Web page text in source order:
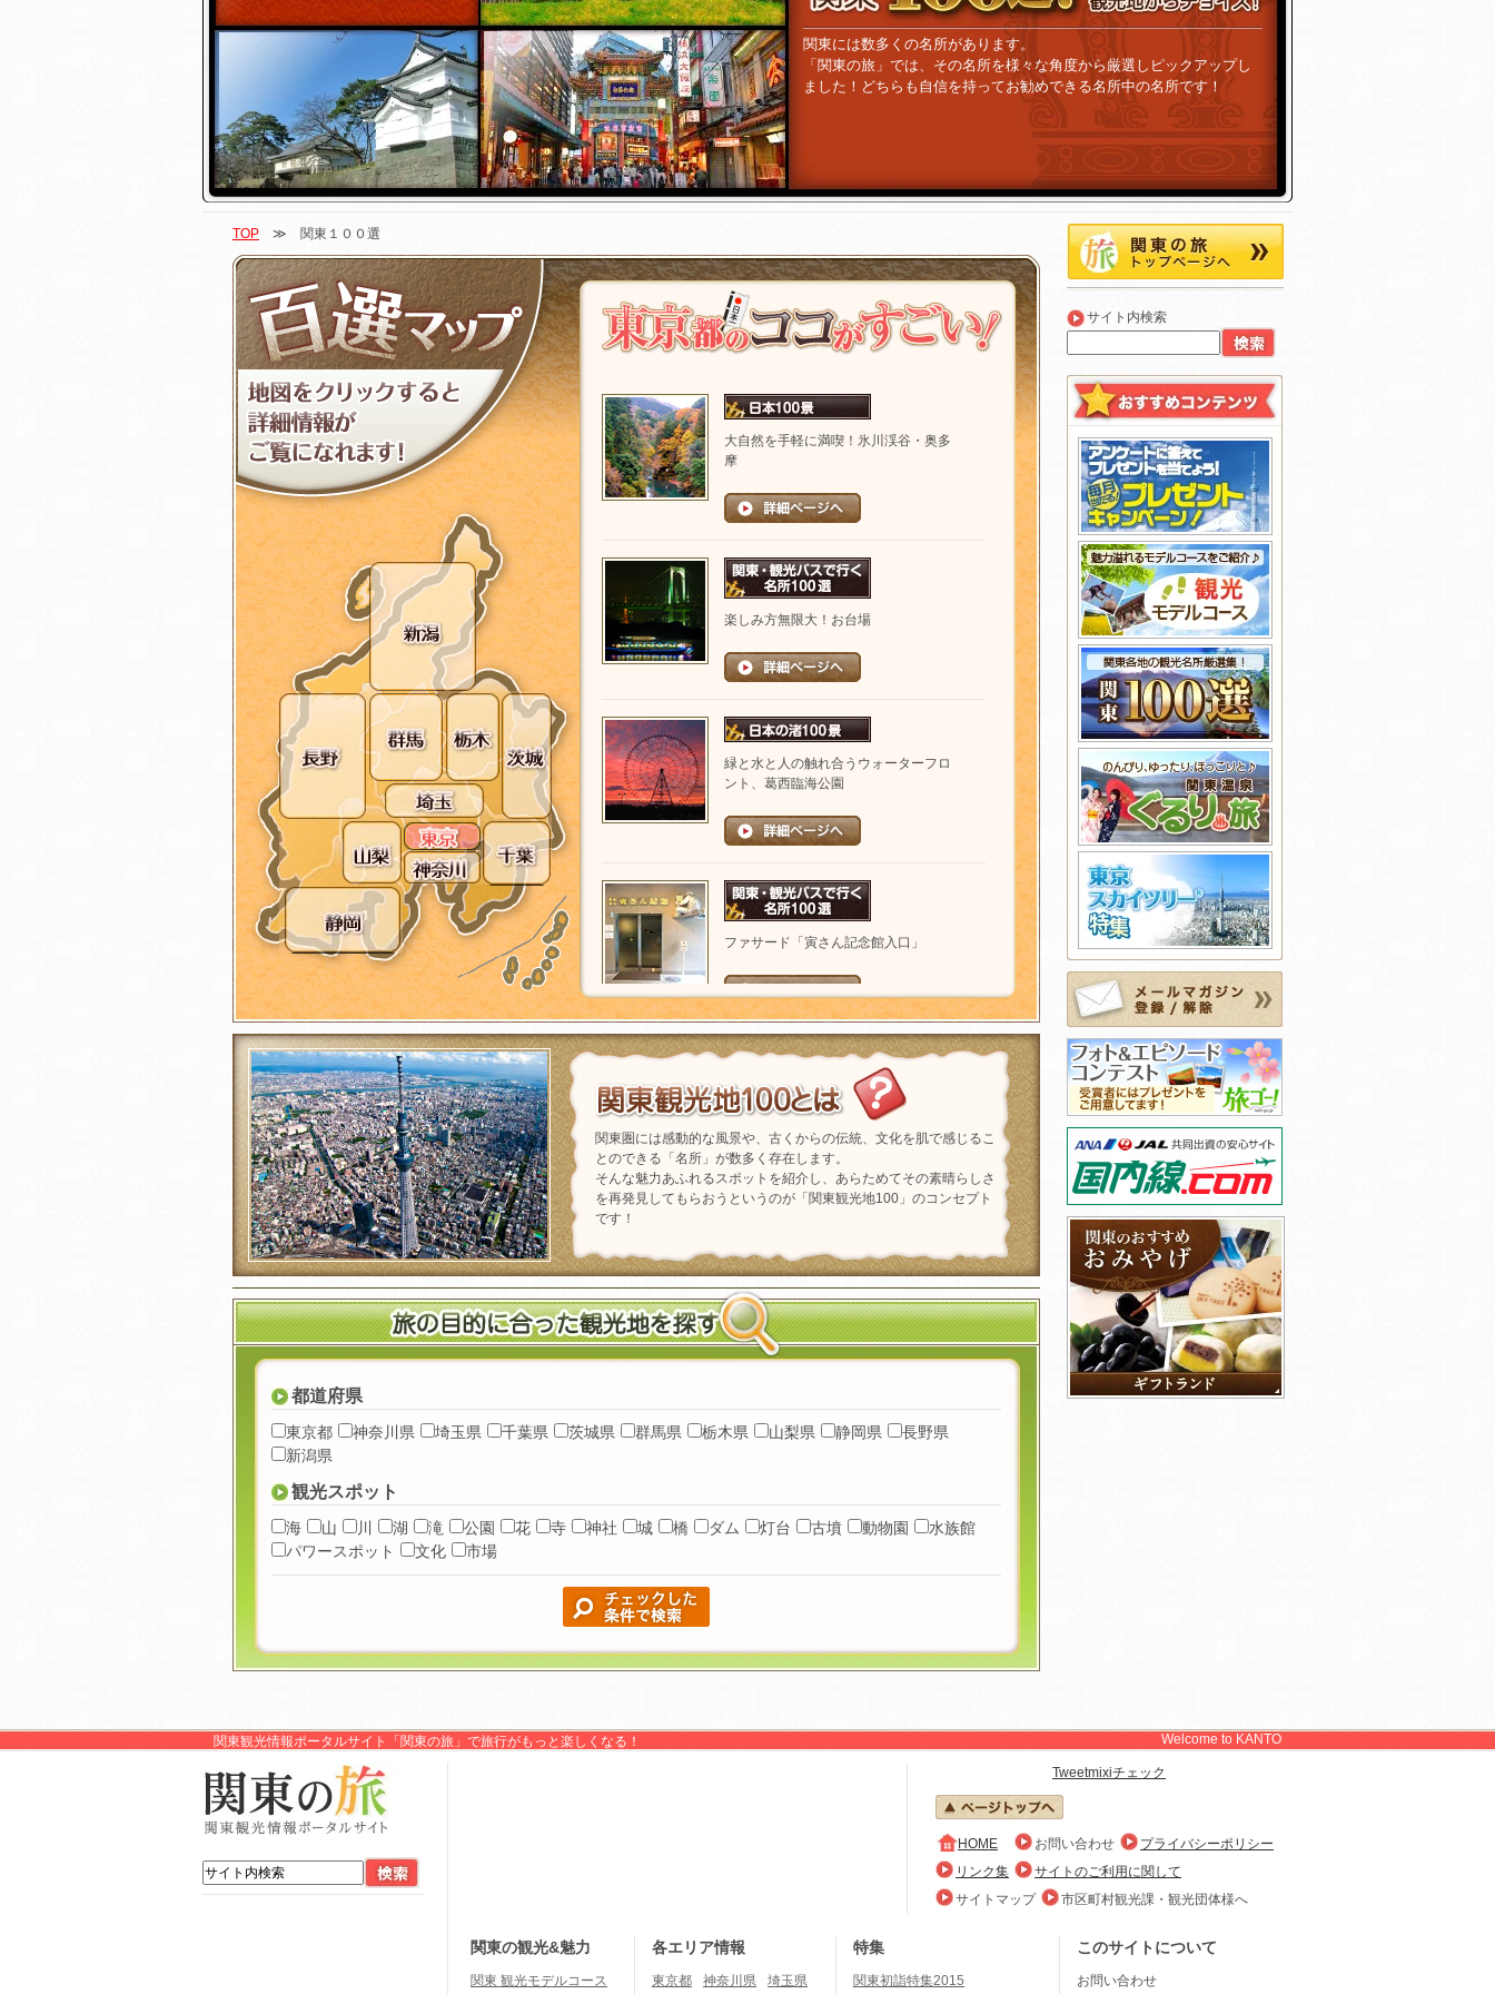
関東には数多くの名所があります。
「関東の旅」では、その名所を様々な角度から厳選しピックアップし
ました！どちらも自信を持ってお勧めできる名所中の名所です！
TOP ≫ 関東１００選
大自然を手軽に満喫！氷川渓谷・奥多
摩
楽しみ方無限大！お台場
緑と水と人の触れ合うウォーターフロ
ント、葛西臨海公園
ファサード「寅さん記念館入口」
広々とした自然に囲まれて、東京の四
季を味わう、昭和記念公園
都心に残された貴重なオアシス新宿御
苑
都内最古の寺、浅草寺
人々のまごころが生んだ永遠の杜・明
関東圏には感動的な風景や、古くからの伝統、文化を肌で感じるこ
とのできる「名所」が数多く存在します。
そんな魅力あふれるスポットを紹介し、あらためてその素晴らしさ
を再発見してもらおうというのが「関東観光地100」のコンセプト
です！
都道府県
東京都 神奈川県 埼玉県 千葉県 茨城県 群馬県 栃木県 山梨県 静岡県
長野県
新潟県
観光スポット
海 山 川 湖 滝 公園 花 寺 神社 城 橋 ダム 灯台 古墳 動物園
水族館
パワースポット
文化 市場
サイト内検索
関東観光情報ポータルサイト「関東の旅」で旅行がもっと楽しくなる！ Welcome to KANTO
Tweetmixiチェック
HOME お問い合わせ
プライバシーポリシー
リンク集
サイトのご利用に関して
サイトマップ
市区町村観光課・観光団体様へ
関東の観光&魅力
関東 観光モデルコース
各エリア情報
東京都 神奈川県 埼玉県
特集
関東初詣特集2015
このサイトについて
お問い合わせ